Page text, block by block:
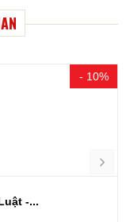
- 10%
-...